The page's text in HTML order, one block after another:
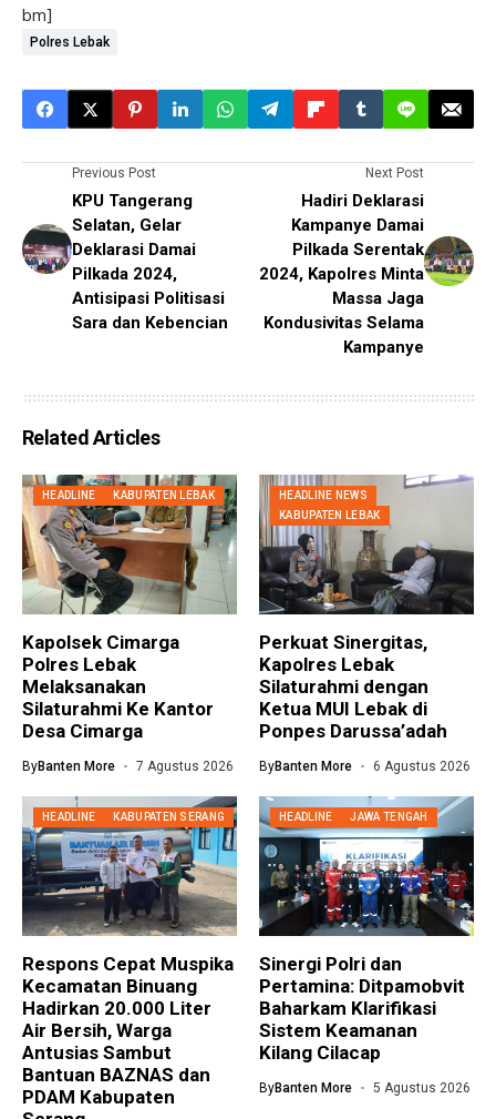
bm]
Polres Lebak
Previous Post
KPU Tangerang
Selatan, Gelar
Deklarasi Damai
Pilkada 2024,
Antisipasi Politisasi
Sara dan Kebencian
Next Post
Hadiri Deklarasi
Kampanye Damai
Pilkada Serentak
2024, Kapolres Minta
Massa Jaga
Kondusivitas Selama
Kampanye
Related Articles
HEADLINE KABUPATEN LEBAK
Kapolsek Cimarga
Polres Lebak
Melaksanakan
Silaturahmi Ke Kantor
Desa Cimarga
ByBanten More 7 Agustus 2026
HEADLINE NEWS
KABUPATEN LEBAK
Perkuat Sinergitas,
Kapolres Lebak
Silaturahmi dengan
Ketua MUI Lebak di
Ponpes Darussa’adah
ByBanten More 6 Agustus 2026
HEADLINE KABUPATEN SERANG
Respons Cepat Muspika
Kecamatan Binuang
Hadirkan 20.000 Liter
Air Bersih, Warga
Antusias Sambut
Bantuan BAZNAS dan
PDAM Kabupaten
HEADLINE JAWA TENGAH
Sinergi Polri dan
Pertamina: Ditpamobvit
Baharkam Klarifikasi
Sistem Keamanan
Kilang Cilacap
ByBanten More 5 Agustus 2026